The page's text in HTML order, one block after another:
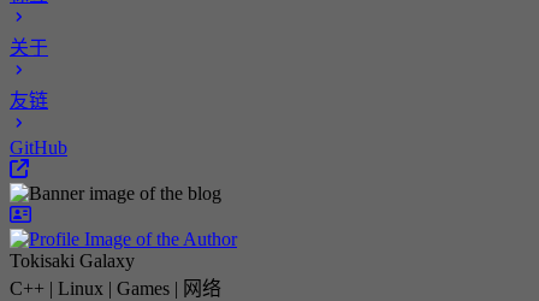
关于
友链
GitHub
Tokisaki Galaxy
C++ | Linux | Games | 网络